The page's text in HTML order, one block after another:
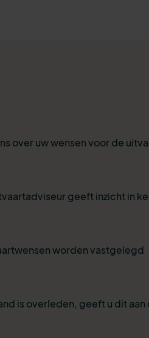
over uw wensen voor de
geeft inzicht in
worden vastgelegd
is overleden, geeft u dit aan